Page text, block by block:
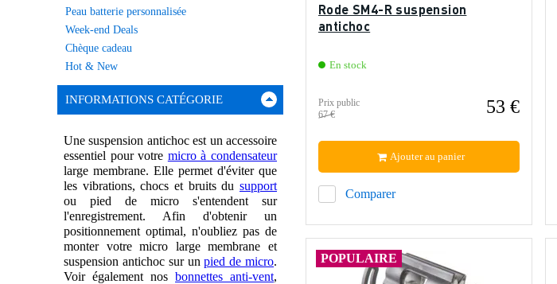
Peau batterie personnalisée
Week-end Deals
Chèque cadeau
Hot & New
INFORMATIONS CATÉGORIE
Une suspension antichoc est un accessoire
essentiel pour votre micro à condensateur
large membrane. Elle permet d'éviter que
les vibrations, chocs et bruits du support
ou pied de micro s'entendent sur
l'enregistrement. Afin d'obtenir un
positionnement optimal, n'oubliez pas de
monter votre micro large membrane et
suspension antichoc sur unpied de micro.
Voir également nos bonnettes anti-vent,
Rode SM4-R suspension
antichoc
En stock
Prix public
67 €
53 €
Comparer
Ajouter au panier
POPULAIRE